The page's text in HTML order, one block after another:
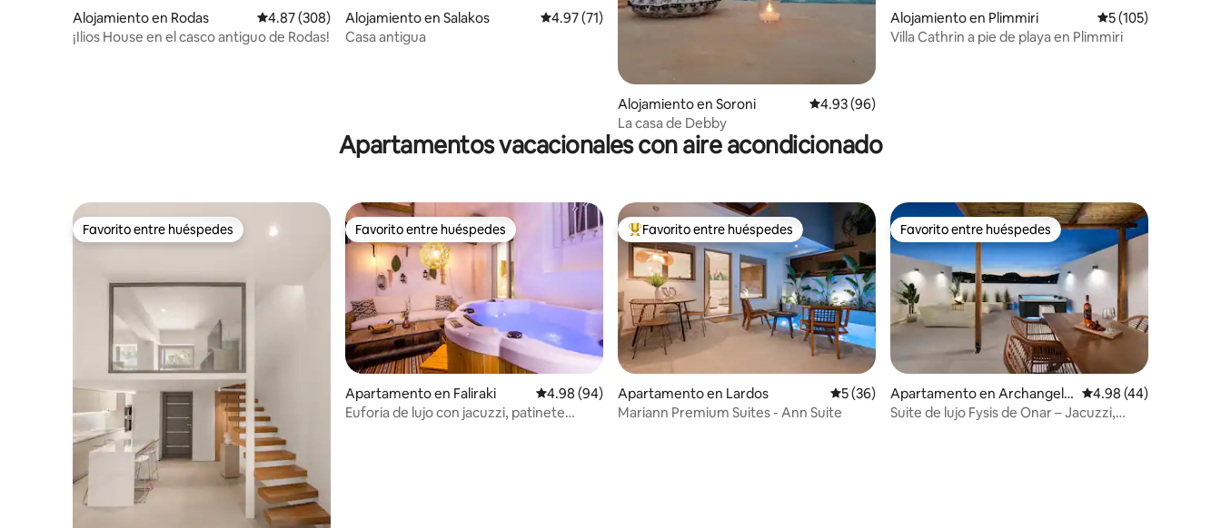
Alojamiento en Rodas Calificación promedio: 4.87 de 5, 308 reseñas
4.87 (308)
¡Ilios House en el casco antiguo de Rodas!
Alojamiento en Salakos Calificación promedio: 4.97 de 5, 71 reseñas
4.97 (71)
Casa antigua
Alojamiento en Soroni Calificación promedio: 4.93 de 5, 96 reseñas
4.93 (96)
La casa de Debby
Alojamiento en Plimmiri Calificación
5 (105)
Villa Cathrin a pie de playa en Plimmiri
Apartamentos vacacionales con aire acondicionado
Favorito entre huéspedes
Favorito entre huéspedes Favorito entre huéspedes
Favorito entre huéspedes
Apartamento en Faliraki Calificación promedio: 4.98 de 5, 94 reseñas
4.98 (94)
Euforia de lujo con jacuzzi, patinete
Favorito entre huéspedes preferido
Favorito entre huéspedes
Apartamento en Lardos Calificación promedio: 5 de 5, 36 reseñas
5 (36)
Mariann Premium Suites - Ann Suite
Favorito entre huéspedes
Favorito entre huéspedes
Apartamento en Archangelo
s
Calificación
4.98 (44)
Suite de lujo Fysis de Onar – Jacuzzi,